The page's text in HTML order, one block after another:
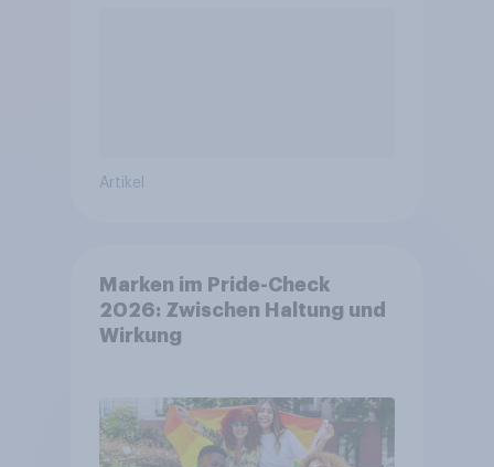
Artikel
Marken im Pride-Check
2026: Zwischen Haltung und
Wirkung